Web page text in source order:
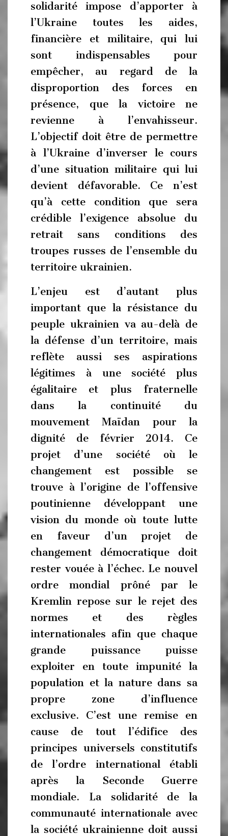
solidarité impose d’apporter à
l’Ukraine toutes les aides,
financière et militaire, qui lui
sont indispensables pour
empêcher, au regard de la
disproportion des forces en
présence, que la victoire ne
revienne à l’envahisseur.
L’objectif doit être de permettre
à l’Ukraine d’inverser le cours
d’une situation militaire qui lui
devient défavorable. Ce n’est
qu’à cette condition que sera
crédible l’exigence absolue du
retrait sans conditions des
troupes russes de l’ensemble du
territoire ukrainien.
L’enjeu est d’autant plus
important que la résistance du
peuple ukrainien va au-delà de
la défense d’un territoire, mais
reflète aussi ses aspirations
légitimes à une société plus
égalitaire et plus fraternelle
dans la continuité du
mouvement Maïdan pour la
dignité de février 2014. Ce
projet d’une société où le
changement est possible se
trouve à l’origine de l’offensive
poutinienne développant une
vision du monde où toute lutte
en faveur d’un projet de
changement démocratique doit
rester vouée à l’échec. Le nouvel
ordre mondial prôné par le
Kremlin repose sur le rejet des
normes et des règles
internationales afin que chaque
grande puissance puisse
exploiter en toute impunité la
population et la nature dans sa
propre zone d’influence
exclusive. C’est une remise en
cause de tout l’édifice des
principes universels constitutifs
de l’ordre international établi
après la Seconde Guerre
mondiale. La solidarité de la
communauté internationale avec
la société ukrainienne doit aussi